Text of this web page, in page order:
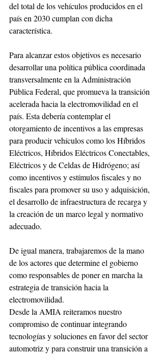
del total de los vehículos producidos en el
país en 2030 cumplan con dicha
característica.
Para alcanzar estos objetivos es necesario
desarrollar una política pública coordinada
transversalmente en la Administración
Pública Federal, que promueva la transición
acelerada hacia la electromovilidad en el
país. Esta debería contemplar el
otorgamiento de incentivos a las empresas
para producir vehículos como los Híbridos
Eléctricos, Híbridos Eléctricos Conectables,
Eléctricos y de Celdas de Hidrógeno; así
como incentivos y estímulos fiscales y no
fiscales para promover su uso y adquisición,
el desarrollo de infraestructura de recarga y
la creación de un marco legal y normativo
adecuado.
De igual manera, trabajaremos de la mano
de los actores que determine el gobierno
como responsables de poner en marcha la
estrategia de transición hacia la
electromovilidad.
Desde la AMIA reiteramos nuestro
compromiso de continuar integrando
tecnologías y soluciones en favor del sector
automotriz y para construir una transición a